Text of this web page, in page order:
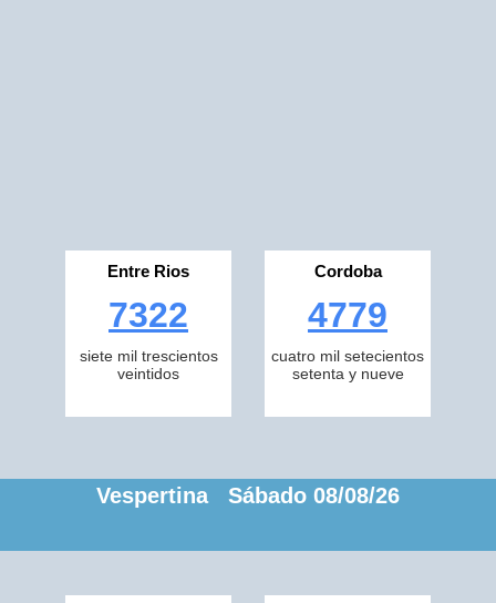
Entre Rios
7322
siete mil trescientos
veintidos
Cordoba
4779
cuatro mil setecientos
setenta y nueve
Vespertina Sábado 08/08/26